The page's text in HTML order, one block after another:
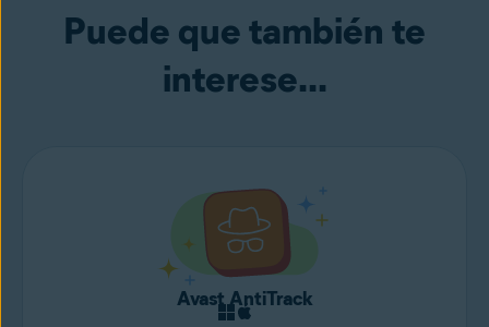
Puede que también te
interese...
Avast AntiTrack